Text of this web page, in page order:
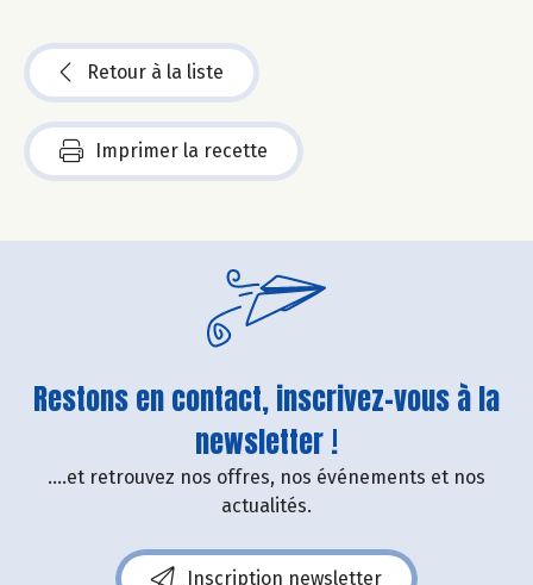
Retour à la liste
Imprimer la recette
Restons en contact, inscrivez-vous à la
newsletter !
....et retrouvez nos offres, nos événements et nos
actualités.
Inscription newsletter